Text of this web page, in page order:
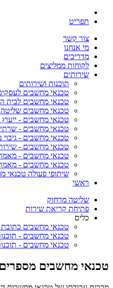
תפריט
צור קשר
מי אנחנו
מדריכים
לקוחות ממליצים
שירותים
תוכנות ושירותים
טכנאי מחשבים
טכנאי מחשבים לבית
טכנאי מחשבים
טכנאי מחשבים -
טכנאי מחשבים -
טכנאי מחשבים - גיבוי
טכנאי מחשבים -
טכנאי מחשבים -
טכנאי מחשבים -
שיתופי פעולה טכנאי
ראשי
שליטה מרחוק
פתיחת קריאת שירות
כלים
טכנאי מחשבים כתובת IP
טכנאי מחשבים -
טכנאי מחשבים -
טכנאי מחשבים